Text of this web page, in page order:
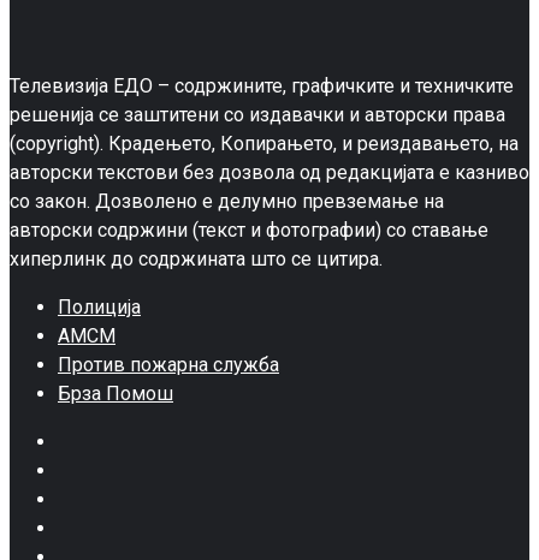
Телевизија ЕДО – содржините, графичките и техничките
решенија се заштитени со издавачки и авторски права
(copyright). Крадењето, Копирањето, и реиздавањето, на
авторски текстови без дозвола од редакцијата е казниво
со закон. Дозволено е делумно превземање на
авторски содржини (текст и фотографии) со ставање
хиперлинк до содржината што се цитира.
Полиција
АМСМ
Против пожарна служба
Брза Помош